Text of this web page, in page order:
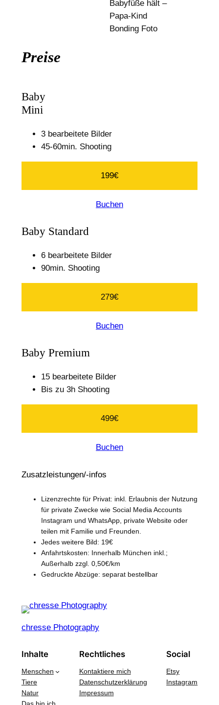
Preise
Baby
Mini
3 bearbeitete Bilder
45-60min. Shooting
199€
Buchen
Baby Standard
6 bearbeitete Bilder
90min. Shooting
279€
Buchen
Baby Premium
15 bearbeitete Bilder
Bis zu 3h Shooting
499€
Buchen
Zusatzleistungen/-infos
Lizenzrechte für Privat: inkl. Erlaubnis der Nutzung
für private Zwecke wie Social Media Accounts
Instagram und WhatsApp, private Website oder
teilen mit Familie und Freunden.
Jedes weitere Bild: 19€
Anfahrtskosten: Innerhalb München inkl.;
Außerhalb zzgl. 0,50€/km
Gedruckte Abzüge: separat bestellbar
chresse Photography
Inhalte
Menschen
Tiere
Natur
Rechtliches
Kontaktiere mich
Datenschutzerklärung
Impressum
Social
Etsy
Instagram